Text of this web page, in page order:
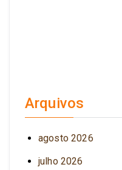
Arquivos
agosto 2026
julho 2026